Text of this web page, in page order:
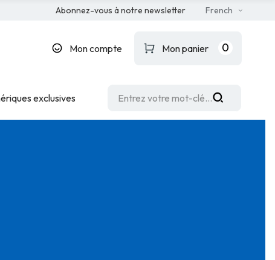
Abonnez-vous à notre newsletter French
Mon compte Mon panier 0
exclusives